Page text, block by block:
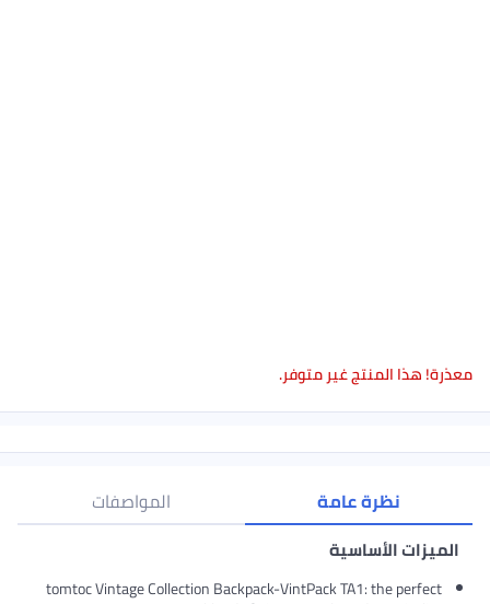
معذرة! هذا المنتج غير متوفر.
نظرة عامة المواصفات
الميزات الأساسية
tomtoc Vintage Collection Backpack-VintPack TA1: the perfect